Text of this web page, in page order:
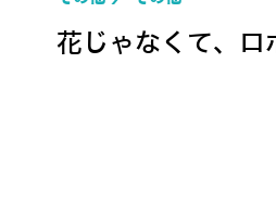
花じゃなくて、